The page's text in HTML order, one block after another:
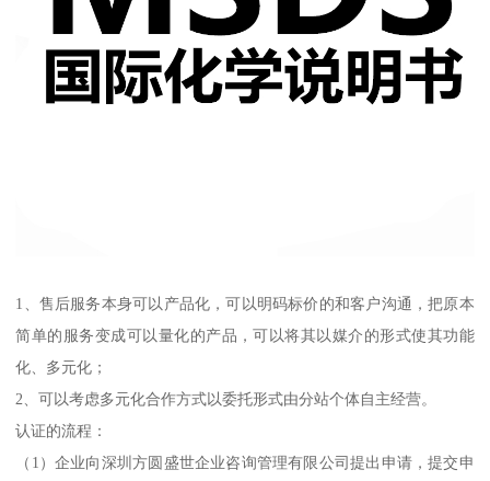
1、售后服务本身可以产品化，可以明码标价的和客户沟通，把原本
简单的服务变成可以量化的产品，可以将其以媒介的形式使其功能
化、多元化；
2、可以考虑多元化合作方式以委托形式由分站个体自主经营。
认证的流程：
（1）企业向深圳方圆盛世企业咨询管理有限公司提出申请，提交申